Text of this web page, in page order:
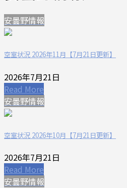
安曇野情報
空室状況 2026年11月【7月21日更新】
2026年7月21日
Read More
安曇野情報
空室状況 2026年10月【7月21日更新】
2026年7月21日
Read More
安曇野情報